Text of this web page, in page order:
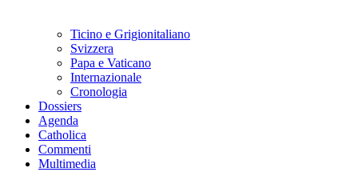
Ticino e Grigionitaliano
Svizzera
Papa e Vaticano
Internazionale
Cronologia
Dossiers
Agenda
Catholica
Commenti
Multimedia